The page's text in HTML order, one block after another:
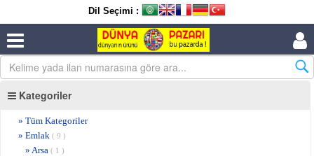
Dil Seçimi :
Kategoriler
» Tüm Kategoriler
» Emlak ( 9 )
» Arsa ( 1 )